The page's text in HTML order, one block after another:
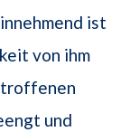
ist
von ihm
und